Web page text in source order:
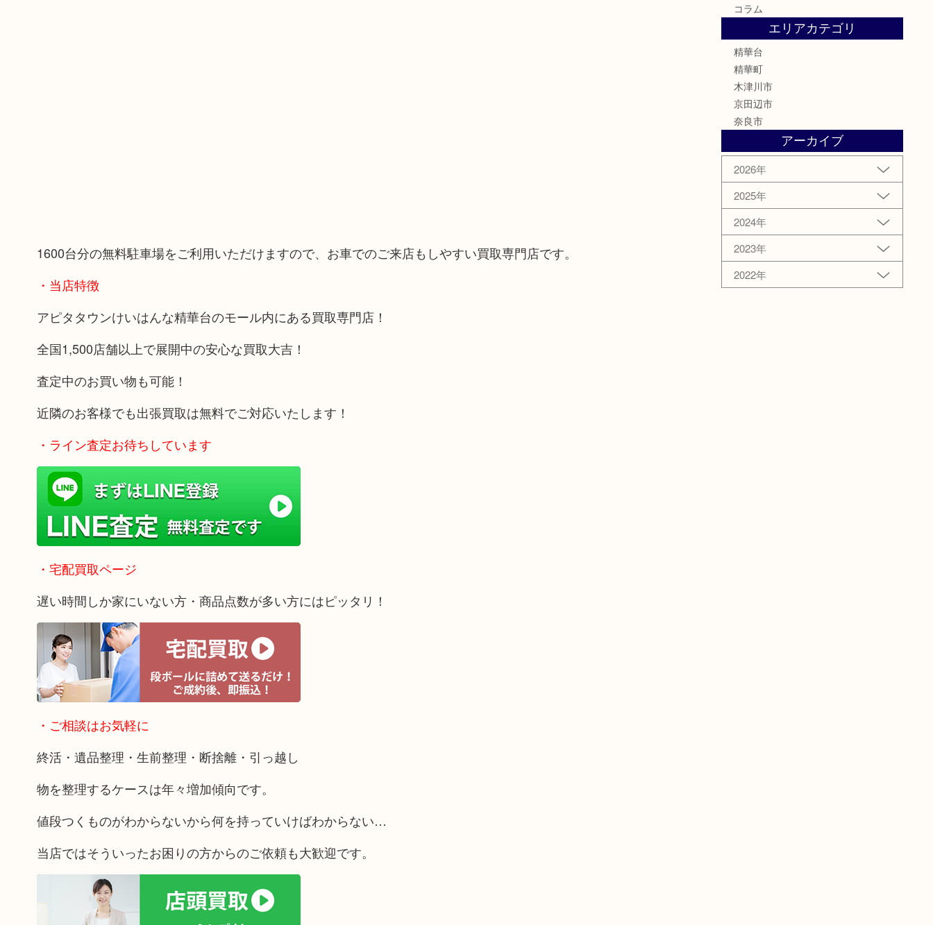
1600台分の無料駐車場をご利用いただけますので、お車でのご来店もしやすい買取専門店です。
・当店特徴
アピタタウンけいはんな精華台のモール内にある買取専門店！
全国1,500店舗以上で展開中の安心な買取大吉！
査定中のお買い物も可能！
近隣のお客様でも出張買取は無料でご対応いたします！
・ライン査定お待ちしています
・宅配買取ページ
遅い時間しか家にいない方・商品点数が多い方にはピッタリ！
・ご相談はお気軽に
終活・遺品整理・生前整理・断捨離・引っ越し
物を整理するケースは年々増加傾向です。
値段つくものがわからないから何を持っていけばわからない…
当店ではそういったお困りの方からのご依頼も大歓迎です。
コラム
エリアカテゴリ
精華台
精華町
木津川市
京田辺市
奈良市
アーカイブ
2026年
2025年
2024年
2023年
2022年